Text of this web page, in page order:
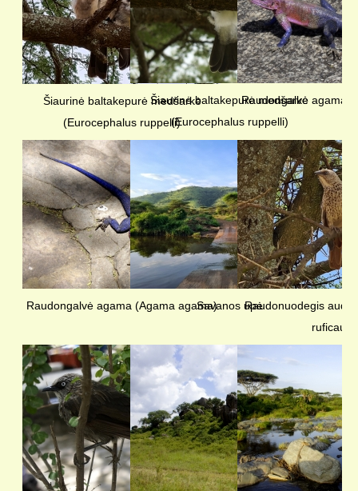
Šiaurinė baltakepurė medšarkė
(Eurocephalus ruppelli)
Šiaurinė baltakepurė medšarkė
(Eurocephalus ruppelli)
Raudongalvė agama
Raudongalvė agama (Agama agama)Savanos upėRaudonuodegis